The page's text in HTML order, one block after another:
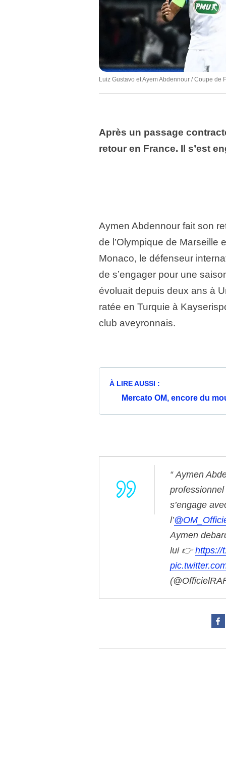
Luiz Gustavo et Ayem Abdennour / Coupe de
Après un passage
retour en France. Il s’est
Aymen Abdennour fait son
de l’Olympique de Marseille
Monaco, le défenseur
de s’engager pour une
évoluait depuis deux ans à
ratée en Turquie à
club aveyronnais.
À LIRE AUSSI :
Mercato OM, encore du
Aymen
s’engage
l’
Aymen
lui 👉 https://